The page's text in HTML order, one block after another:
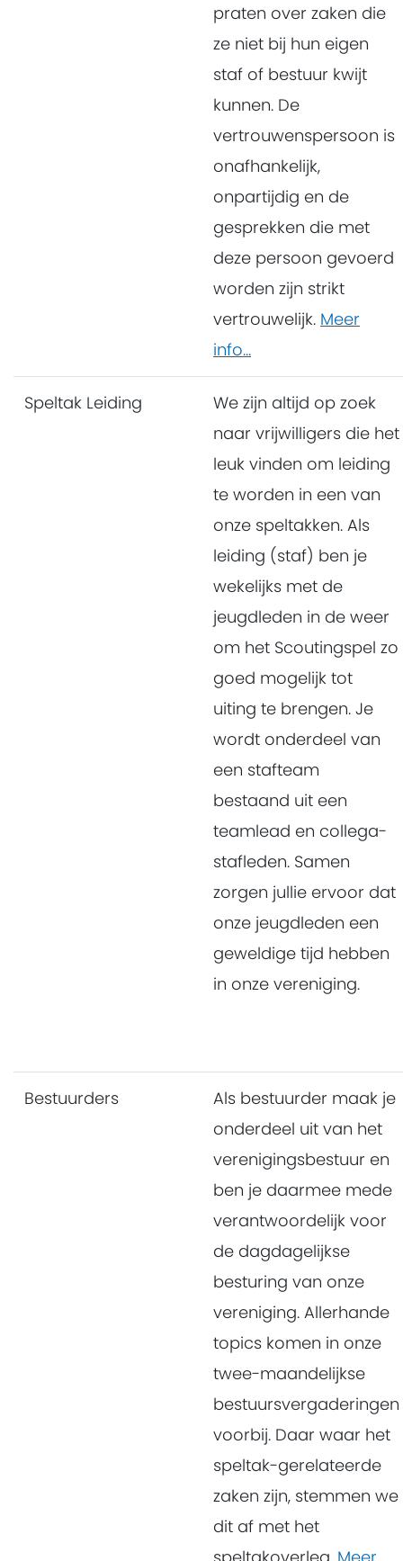
praten over zaken die
ze niet bij hun eigen
staf of bestuur kwijt
kunnen. De
vertrouwenspersoon is
onafhankelijk,
onpartijdig en de
gesprekken die met
deze persoon gevoerd
worden zijn strikt
vertrouwelijk. Meer
info...
Speltak Leiding
We zijn altijd op zoek
naar vrijwilligers die het
leuk vinden om leiding
te worden in een van
onze speltakken. Als
leiding (staf) ben je
wekelijks met de
jeugdleden in de weer
om het Scoutingspel zo
goed mogelijk tot
uiting te brengen. Je
wordt onderdeel van
een stafteam
bestaand uit een
teamlead en collega-
stafleden. Samen
zorgen jullie ervoor dat
onze jeugdleden een
geweldige tijd hebben
in onze vereniging.
Bestuurders
Als bestuurder maak je
onderdeel uit van het
verenigingsbestuur en
ben je daarmee mede
verantwoordelijk voor
de dagdagelijkse
besturing van onze
vereniging. Allerhande
topics komen in onze
twee-maandelijkse
bestuursvergaderingen
voorbij. Daar waar het
speltak-gerelateerde
zaken zijn, stemmen we
dit af met het